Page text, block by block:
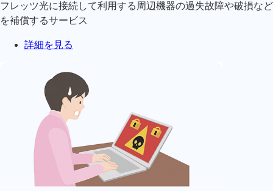
フレッツ光に接続して利用する周辺機器の過失故障や破損など
を補償するサービス
詳細を見る